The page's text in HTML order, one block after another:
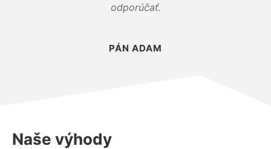
odporúčať.
PÁN ADAM
Naše výhody